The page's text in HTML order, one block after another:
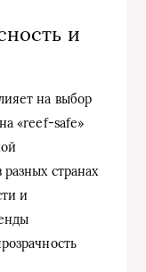
и
на выбор
«reef-safe»
странах
и